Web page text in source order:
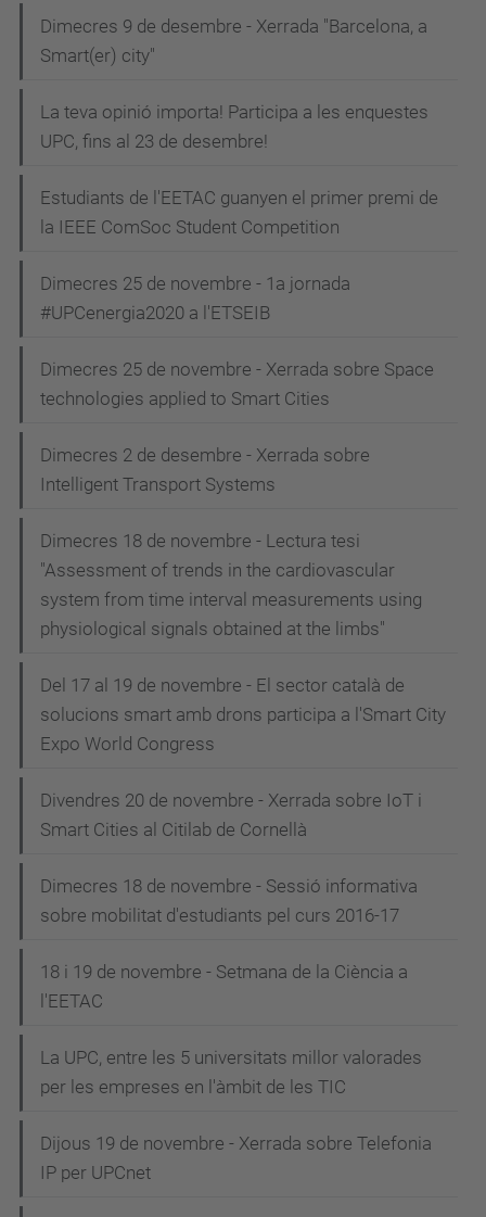
Dimecres 9 de desembre - Xerrada "Barcelona, a
Smart(er) city"
La teva opinió importa! Participa a les enquestes
UPC, fins al 23 de desembre!
Estudiants de l'EETAC guanyen el primer premi de
la IEEE ComSoc Student Competition
Dimecres 25 de novembre - 1a jornada
#UPCenergia2020 a l'ETSEIB
Dimecres 25 de novembre - Xerrada sobre Space
technologies applied to Smart Cities
Dimecres 2 de desembre - Xerrada sobre
Intelligent Transport Systems
Dimecres 18 de novembre - Lectura tesi
"Assessment of trends in the cardiovascular
system from time interval measurements using
physiological signals obtained at the limbs"
Del 17 al 19 de novembre - El sector català de
solucions smart amb drons participa a l'Smart City
Expo World Congress
Divendres 20 de novembre - Xerrada sobre IoT i
Smart Cities al Citilab de Cornellà
Dimecres 18 de novembre - Sessió informativa
sobre mobilitat d'estudiants pel curs 2016-17
18 i 19 de novembre - Setmana de la Ciència a
l'EETAC
La UPC, entre les 5 universitats millor valorades
per les empreses en l'àmbit de les TIC
Dijous 19 de novembre - Xerrada sobre Telefonia
IP per UPCnet